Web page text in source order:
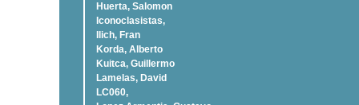
Huerta, Salomon
Iconoclasistas,
Ilich, Fran
Korda, Alberto
Kuitca, Guillermo
Lamelas, David
LC060,